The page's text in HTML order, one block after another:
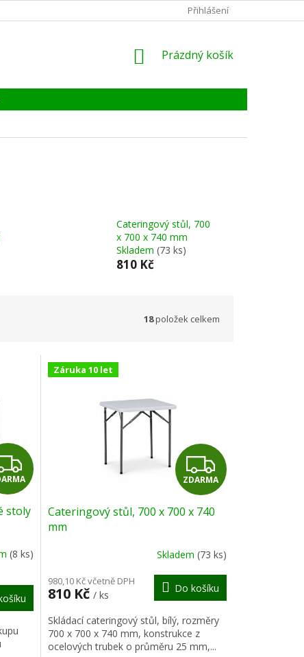
ZÁRUKA, SERVIS, REKLAMACEPřihlášení
NÁKUPNÍ
Prázdný košík
Cateringový stůl, 700
x 700 x 740 mm
Skladem (73 ks)
810 Kč
18položek celkem
Z
D
A
R
M
A
stoly
(8 ks)
Záruka 10 let
Z
D
R
M
A
ZDARMA
Cateringový stůl, 700 x 700 x 740
mm
Skladem (73 ks)
980,10 Kč včetně DPH
810 Kč / ks
Do košíku
Skládací cateringový stůl, bílý, rozměry
700 x 700 x 740 mm, konstrukce z
ocelových trubek o průměru 25 mm,...